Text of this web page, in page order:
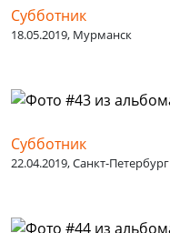
Субботник
18.05.2019, Мурманск
Субботник
22.04.2019, Санкт-Петербург